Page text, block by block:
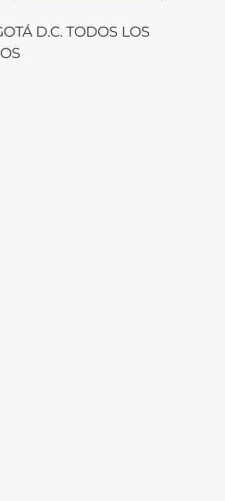
D.C. TODOS LOS